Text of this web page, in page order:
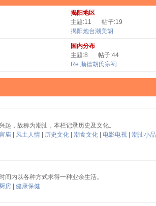
揭阳地区
主题:11
帖子:19
揭阳炮台潮美胡
国内分布
主题:8
帖子:44
Re:顺德胡氏宗祠
起，故称为潮汕，本栏记录历史及文化。
庙 风土人情 历史文化 潮食文化 电影电视 潮汕小品
间内以各种方式求得一种业余生活。
房
健康保健